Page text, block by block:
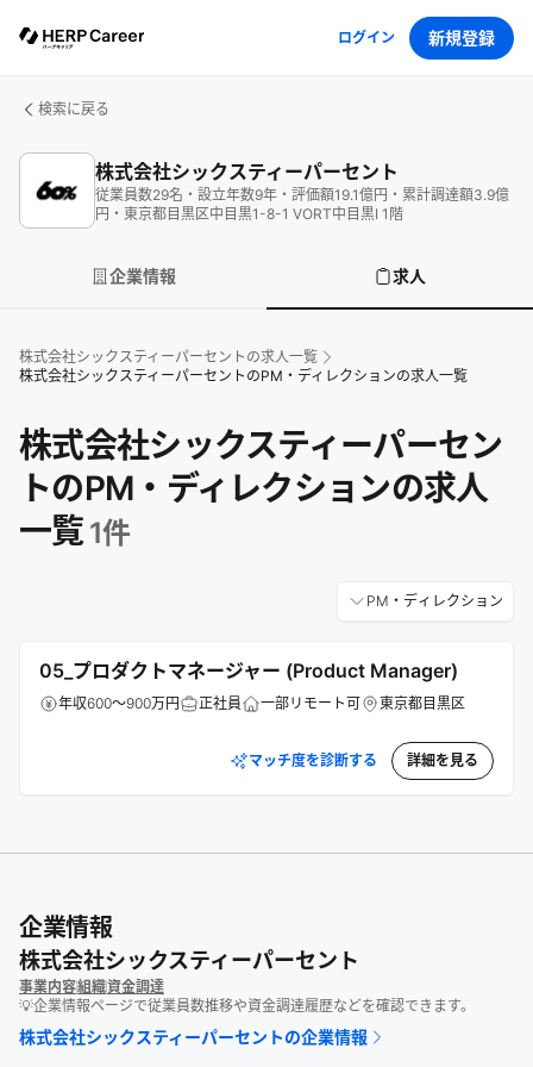
ログイン 新規登録
検索に戻る
株式会社シックスティーパーセント
従業員数29名 ・ 設立年数9年 ・ 評価額19.1億円 ・ 累計調達額3.9億
円 ・ 東京都目黒区中目黒1-8-1 VORT中目黒Ⅰ 1階
企業情報 求人
株式会社シックスティーパーセント の求人一覧
株式会社シックスティーパーセントのPM・ディレクションの求人一覧
株式会社シックスティーパーセン
トのPM・ディレクションの求人
一覧 1件
PM・ディレクション
05_プロダクトマネージャー (Product Manager)
年収600～900万円 正社員 一部リモート可 東京都目黒区
マッチ度を診断する 詳細を見る
企業情報
株式会社シックスティーパーセント
事業内容組織資金調達
💡企業情報ページで従業員数推移や資金調達履歴などを確認できます。
株式会社シックスティーパーセントの企業情報